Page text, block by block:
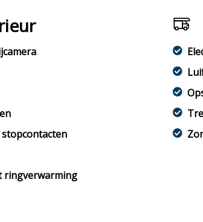
stopcontacten
ringverwarming